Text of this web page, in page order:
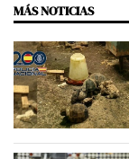
MÁS NOTICIAS